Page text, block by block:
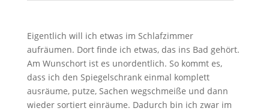
Eigentlich will ich etwas im Schlafzimmer
aufräumen. Dort finde ich etwas, das ins Bad gehört.
Am Wunschort ist es unordentlich. So kommt es,
dass ich den Spiegelschrank einmal komplett
ausräume, putze, Sachen wegschmeiße und dann
wieder sortiert einräume. Dadurch bin ich zwar im